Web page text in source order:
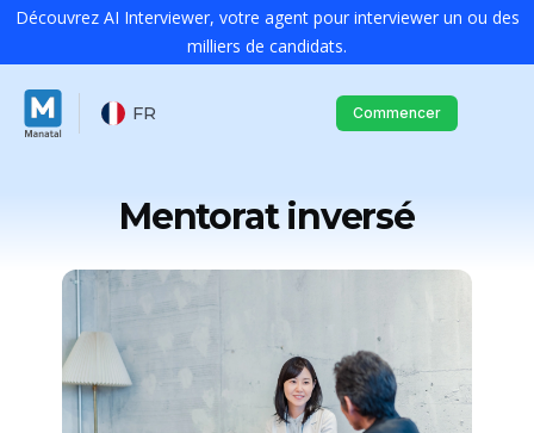
Découvrez AI Interviewer, votre agent pour interviewer un ou des
milliers de candidats.
FR Commencer
Mentorat inversé